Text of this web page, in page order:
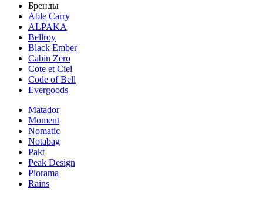
Бренды
Able Carry
ALPAKA
Bellroy
Black Ember
Cabin Zero
Cote et Ciel
Code of Bell
Evergoods
Matador
Moment
Nomatic
Notabag
Pakt
Peak Design
Piorama
Rains